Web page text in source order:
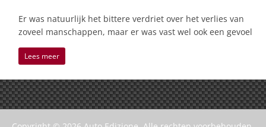
Er was natuurlijk het bittere verdriet over het verlies van
zoveel manschappen, maar er was vast wel ook een gevoel
Lees meer